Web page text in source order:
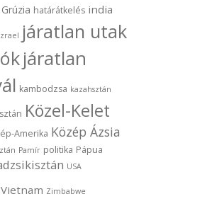
Grúzia határátkelés india
járatlan utak
járatlan
kambodzsa kazahsztán
Közel-Kelet
Amerika Közép Ázsia
Pamír politika Pápua
USA
Vietnam Zimbabwe